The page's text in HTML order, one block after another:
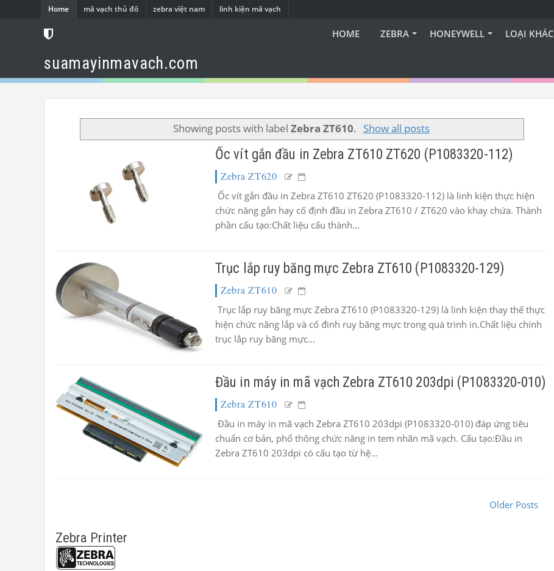
Home mã vạch thủ đô zebra việt nam linh kiện mã vạch
suamayinmavach.com
HOME ZEBRA HONEYWELL LOẠI KHÁC
Showing posts with labelZebra ZT610. Show all posts
Ốc vít gắn đầu in Zebra ZT610 ZT620 (P1083320-112)
Zebra ZT620
Ốc vít gắn đầu in Zebra ZT610 ZT620 (P1083320-112) là linh kiện thực hiện
chức năng gắn hay cố định đầu in Zebra ZT610 / ZT620 vào khay chứa. Thành
phần cấu tạo:Chất liệu cấu thành...
Trục lắp ruy băng mực Zebra ZT610 (P1083320-129)
Zebra ZT610
Trục lắp ruy băng mực Zebra ZT610 (P1083320-129) là linh kiện thay thế thực
hiện chức năng lắp và cố đinh ruy băng mực trong quá trình in.Chất liệu chính
trục lắp ruy băng mực...
Đầu in máy in mã vạch Zebra ZT610 203dpi (P1083320-010)
Zebra ZT610
Đầu in máy in mã vạch Zebra ZT610 203dpi (P1083320-010) đáp ứng tiêu
chuẩn cơ bản, phổ thông chức năng in tem nhãn mã vạch. Cấu tạo:Đầu in
Zebra ZT610 203dpi có cấu tạo từ hệ...
Older Posts
Zebra Printer